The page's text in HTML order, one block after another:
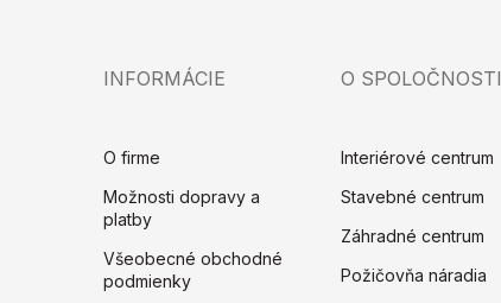
INFORMÁCIE
O firme
Možnosti dopravy a
platby
Všeobecné obchodné
podmienky
O SPOLOČNOSTI
Interiérové centrum
Stavebné centrum
Záhradné centrum
Požičovňa náradia